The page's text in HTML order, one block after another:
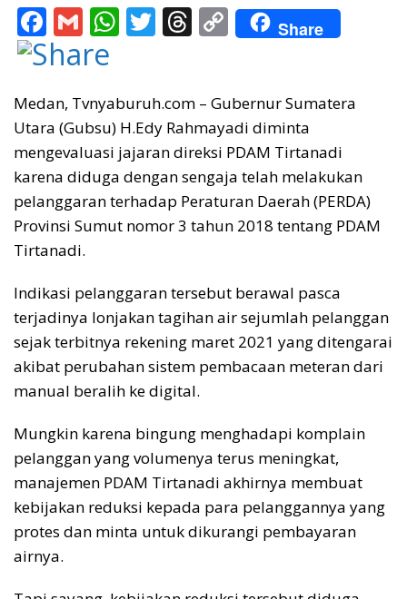
F
ac
b
o
o
k
G
m
l
W
s
A
p
p
T
er
T
a
d
s
C
o
y
Li
n
k
Share
Medan, Tvnyaburuh.com – Gubernur Sumatera
Utara (Gubsu) H.Edy Rahmayadi diminta
mengevaluasi jajaran direksi PDAM Tirtanadi
karena diduga dengan sengaja telah melakukan
pelanggaran terhadap Peraturan Daerah (PERDA)
Provinsi Sumut nomor 3 tahun 2018 tentang PDAM
Tirtanadi.
Indikasi pelanggaran tersebut berawal pasca
terjadinya lonjakan tagihan air sejumlah pelanggan
sejak terbitnya rekening maret 2021 yang ditengarai
akibat perubahan sistem pembacaan meteran dari
manual beralih ke digital.
Mungkin karena bingung menghadapi komplain
pelanggan yang volumenya terus meningkat,
manajemen PDAM Tirtanadi akhirnya membuat
kebijakan reduksi kepada para pelanggannya yang
protes dan minta untuk dikurangi pembayaran
airnya.